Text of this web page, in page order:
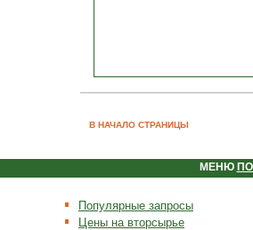
В НАЧАЛО СТРАНИЦЫ
МЕНЮ
Популярные запросы
Цены на вторсырье